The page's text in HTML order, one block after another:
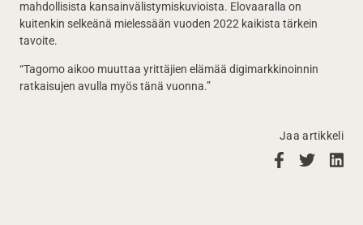
mahdollisista kansainvälistymiskuvioista. Elovaaralla on
kuitenkin selkeänä mielessään vuoden 2022 kaikista tärkein
tavoite.
“Tagomo aikoo muuttaa yrittäjien elämää digimarkkinoinnin
ratkaisujen avulla myös tänä vuonna.”
Jaa artikkeli